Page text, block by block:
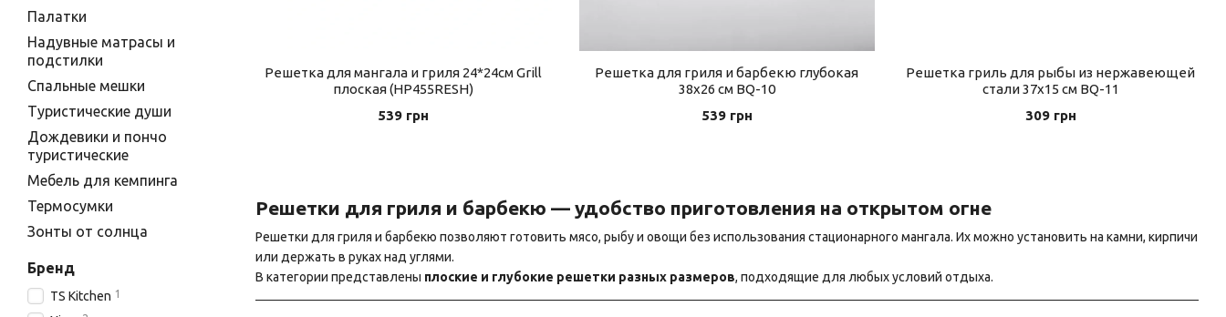
Решетки для гриля и барбекю — удобство приготовления на открытом огне
Решетки для гриля и барбекю позволяют готовить мясо, рыбу и овощи без использования стационарного мангала. Их можно установить на камни, кирпичи
или держать в руках над углями.
В категории представлены плоские и глубокие решетки разных размеров, подходящие для любых условий отдыха.
Решетка для мангала и гриля 24*24см Grill
плоская (HP455RESH)
539 грн
Решетка для гриля и барбекю глубокая
38х26 см BQ-10
539 грн
Решетка гриль для рыбы из нержавеющей
стали 37х15 см BQ-11
309 грн
Палатки
Надувные матрасы и
подстилки
Спальные мешки
Туристические души
Дождевики и пончо
туристические
Мебель для кемпинга
Термосумки
Зонты от солнца
Бренд
TS Kitchen 1